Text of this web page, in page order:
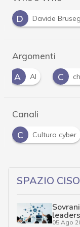
D
Davide
Argomenti
A
AI C
Canali
C
Cultura cyber
SPAZIO CISO
05 Ago